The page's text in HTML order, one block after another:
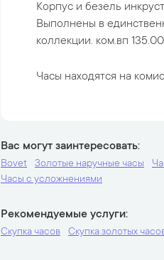
Корпус и безель
Выполнены в
коллекции. ком.вп
Часы находятся на
Вас могут заинтересовать
Bovet Золотые наручные часы
Часы с усложнениями
Рекомендуемые услуги
Скупка часов Скупка золотых